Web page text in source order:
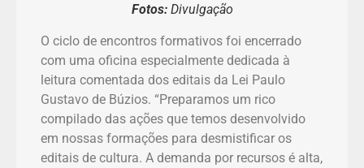
Fotos: Divulgação
O ciclo de encontros formativos foi encerrado
com uma oficina especialmente dedicada à
leitura comentada dos editais da Lei Paulo
Gustavo de Búzios. “Preparamos um rico
compilado das ações que temos desenvolvido
em nossas formações para desmistificar os
editais de cultura. A demanda por recursos é alta,